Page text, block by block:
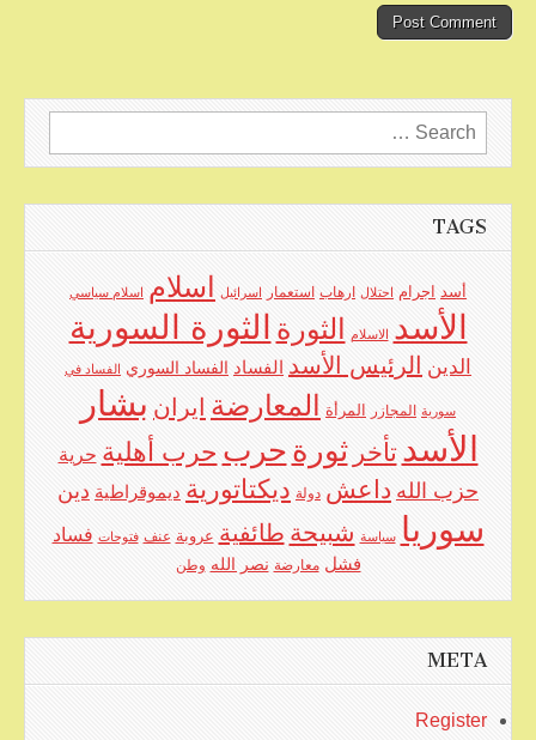
Search
for:
TAGS
أسد اجرام احتلال ارهاب استعمار اسرائيل اسلام اسلام سياسي
الأسد الاسلام الثورة الثورة السورية
الدين الرئيس الأسد الفساد الفساد السوري الفساد في
سورية المجازر المرأة المعارضة ايران بشار
الأسد تأخر ثورة حرب حرب أهلية حرية
حزب الله داعش دولة ديكتاتورية ديموقراطية دين
سوريا سياسة شبيحة طائفية عروبة عنف فتوحات فساد
فشل معارضة نصر الله وطن
META
Register